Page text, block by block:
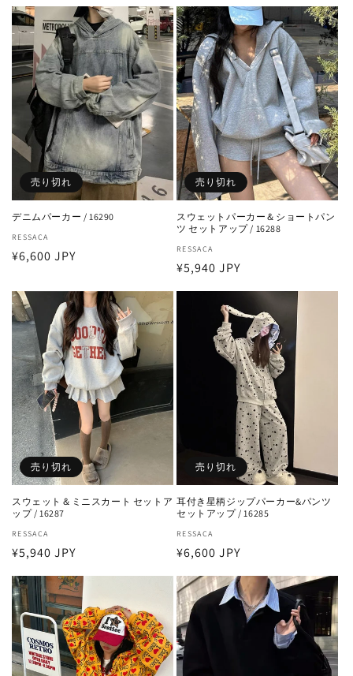
価
格
価
格
売り切れ
デニムパーカー / 16290
販
売
RESSACA
通
価
格
¥6,600 JPY
売り切れ
スウェットパーカー＆ショートパン
ツ セットアップ / 16288
販
売
RESSACA
通
¥5,940 JPY
売り切れ
スウェット＆ミニスカート セットア
ップ / 16287
販
売
RESSACA
通
価
格
¥5,940 JPY
売り切れ
耳付き星柄ジップパーカー&パンツ
セットアップ / 16285
販
売
RESSACA
通
価
格
¥6,600 JPY